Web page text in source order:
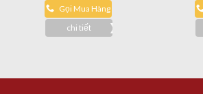
Gọi Mua Hàng
chi tiết